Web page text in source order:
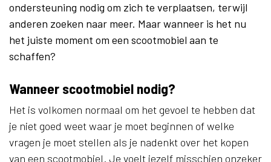
ondersteuning nodig om zich te verplaatsen, terwijl
anderen zoeken naar meer. Maar wanneer is het nu
het juis​te moment om een scootmobiel aan te
schaffen?
Wanneer scootmobiel nodig?
Het is volkomen normaal om het gevoel te hebben dat
je niet goed weet waar je moet beginnen of welke
vragen je moet stellen als je nadenkt over het kopen
van een scootmobiel. Je voelt jezelf misschien onzeker